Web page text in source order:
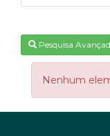
Pesquisa
Nenhum